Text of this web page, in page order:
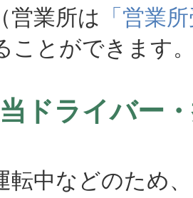
業所は 「営業
ことができます
当ドライバー
中などのため